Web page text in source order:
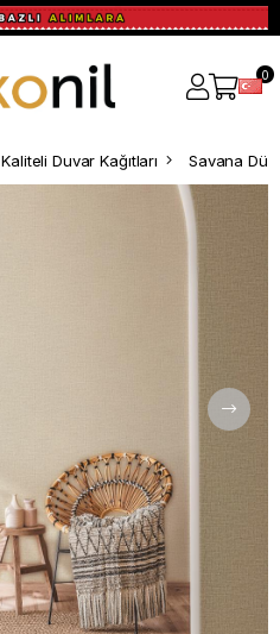
0
Kaliteli Duvar Kağıtları Savana Düz